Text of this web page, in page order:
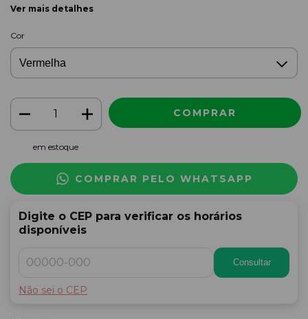
Ver mais detalhes
Cor
em estoque
COMPRAR PELO WHATSAPP
Digite o CEP para verificar os horários
disponíveis
Consultar
Não sei o CEP